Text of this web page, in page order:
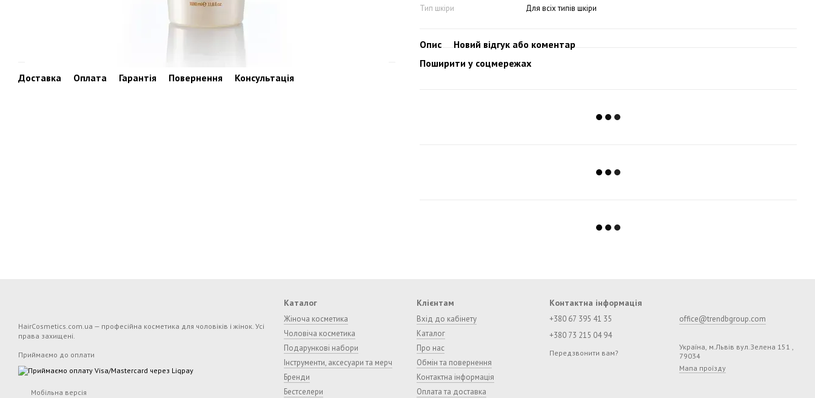
Доставка Оплата Гарантія Повернення Консультація
Тип шкіри
Для всіх типів шкіри
Опис
Новий відгук або коментар
Поширити у соцмережах
HairCosmetics.com.ua — професійна косметика для чоловіків і жінок. Усі
права захищені.
Приймаємо до оплати
Мобільна версія
Каталог
Жіноча косметика
Чоловіча косметика
Подарункові набори
Інструменти, аксесуари та мерч
Бренди
Бестселери
Клієнтам
Вхід до кабінету
Каталог
Про нас
Обмін та повернення
Контактна інформація
Оплата та доставка
Контактна інформація
+380 67 395 41 35
+380 73 215 04 94
Передзвонити вам?
office@trendbgroup.com
Україна, м.Львів вул.Зелена 151 ,
79034
Мапа проїзду